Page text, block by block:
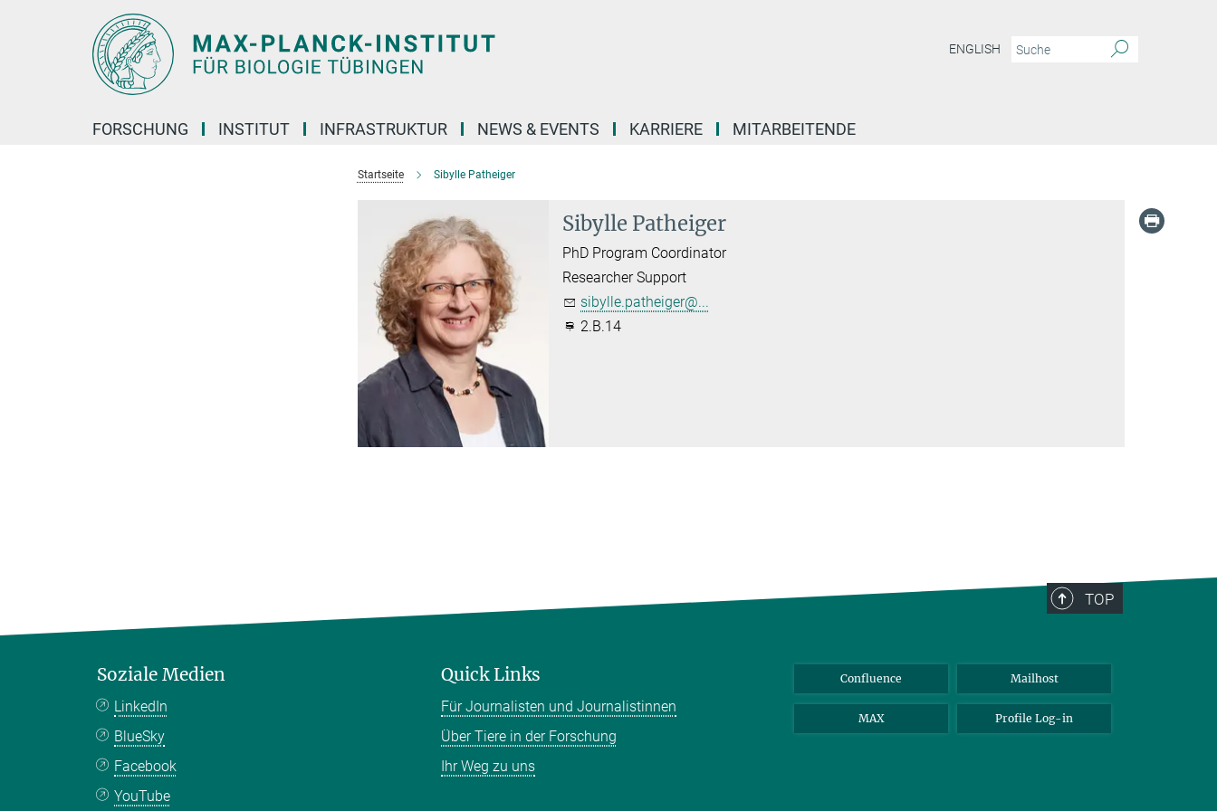
ENGLISH
FORSCHUNG INSTITUT INFRASTRUKTUR NEWS & EVENTS KARRIERE MITARBEITENDE
Startseite Sibylle Patheiger
Sibylle Patheiger
PhD Program Coordinator
Researcher Support
sibylle.patheiger@...
2.B.14
TOP
Soziale Medien
LinkedIn
BlueSky
Facebook
YouTube
Quick Links
Für Journalisten und Journalistinnen
Über Tiere in der Forschung
Ihr Weg zu uns
Confluence Mailhost
MAX Profile Log-in